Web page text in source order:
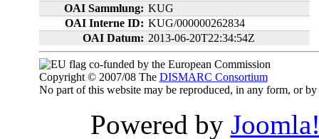
OAI Sammlung: KUG
OAI Interne ID: KUG/000000262834
OAI Datum: 2013-06-20T22:34:54Z
co-funded by the European Commission
Copyright © 2007/08 The DISMARC Consortium
No part of this website may be reproduced, in any form, or
Powered by